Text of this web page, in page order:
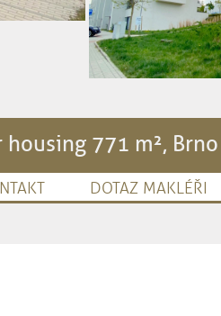
housing 771 m²,
DOTAZ MAKLÉŘI